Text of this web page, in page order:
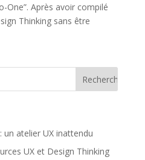
One”. Après avoir compilé
Thinking sans être
un atelier UX inattendu
UX et Design Thinking